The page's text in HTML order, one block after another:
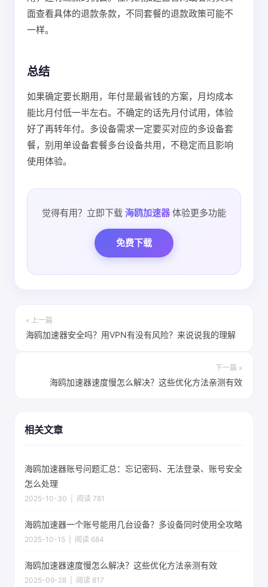
面查看具体的退款条款，不同套餐的退款政策可能不
一样。
总结
如果确定要长期用，年付是最省钱的方案，月均成本
能比月付低一半左右。不确定的话先月付试用，体验
好了再转年付。多设备需求一定要买对应的多设备套
餐，别用单设备套餐多台设备共用，不稳定而且影响
使用体验。
觉得有用？立即下载 海鸥加速器 体验更多功能
免费下载
« 上一篇
海鸥加速器安全吗？用VPN有没有风险？来说说我的理解
下一篇 »
海鸥加速器速度慢怎么解决？这些优化方法亲测有效
相关文章
海鸥加速器账号问题汇总：忘记密码、无法登录、账号安全
怎么处理
2025-10-30 | 阅读 781
海鸥加速器一个账号能用几台设备？多设备同时使用全攻略
2025-10-15 | 阅读 684
海鸥加速器速度慢怎么解决？这些优化方法亲测有效
2025-09-28 | 阅读 817